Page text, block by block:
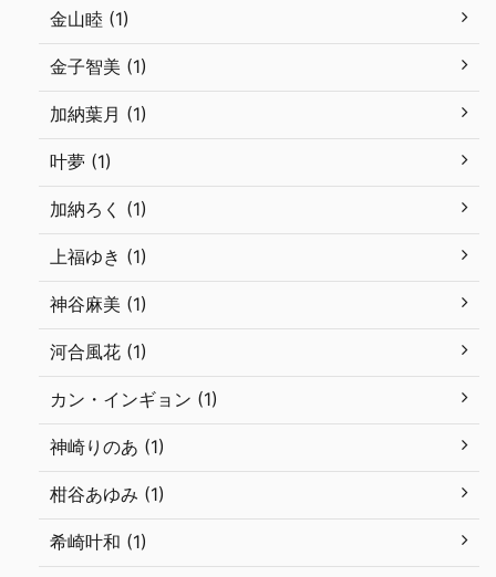
金山睦 (1)
金子智美 (1)
加納葉月 (1)
叶夢 (1)
加納ろく (1)
上福ゆき (1)
神谷麻美 (1)
河合風花 (1)
カン・インギョン (1)
神崎りのあ (1)
柑谷あゆみ (1)
希崎叶和 (1)